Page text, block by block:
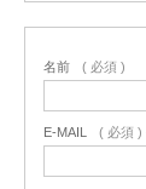
名前 ( 必須 )
E-MAIL ( 必須 )